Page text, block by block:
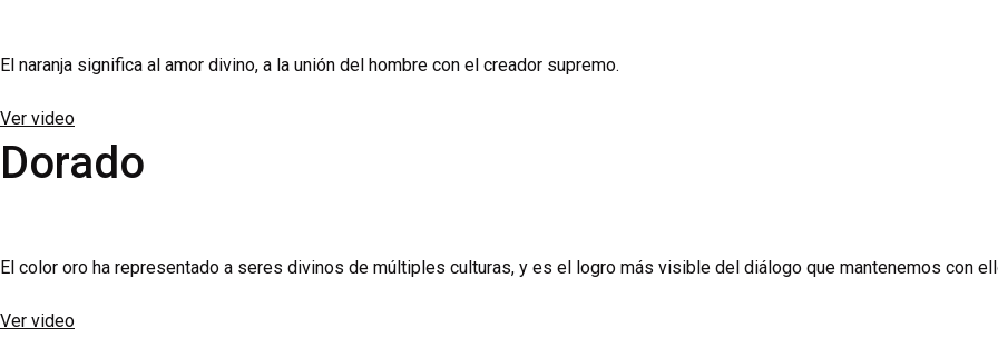
El naranja significa al amor divino, a la unión del hombre con el creador supremo.
Ver video
Dorado
El color oro ha representado a seres divinos de múltiples culturas, y es el logro más visible del diálogo que mantenemos con
Ver video